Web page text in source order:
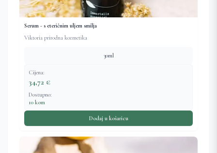
Serum - s eteričnim uljem smilja
Viktoria prirodna kozmetika
30ml
Cijena:
34,72 €
Dostupno:
10 kom
Dodaj u košaricu